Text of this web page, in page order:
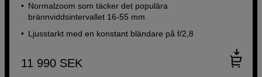
Normalzoom som täcker det populära
brännviddsintervallet 16-55 mm
Ljusstarkt med en konstant bländare på f/2,8
11 990 SEK